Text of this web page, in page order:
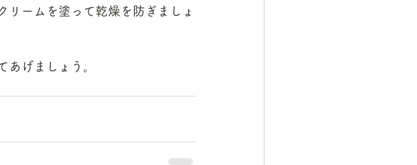
リームを塗って乾燥を防ぎましょ
あげましょう。